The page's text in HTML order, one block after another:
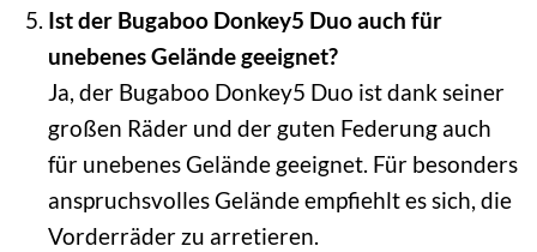
Ist der Bugaboo Donkey5 Duo auch für
unebenes Gelände geeignet?
Ja, der Bugaboo Donkey5 Duo ist dank seiner
großen Räder und der guten Federung auch
für unebenes Gelände geeignet. Für besonders
anspruchsvolles Gelände empfiehlt es sich, die
Vorderräder zu arretieren.